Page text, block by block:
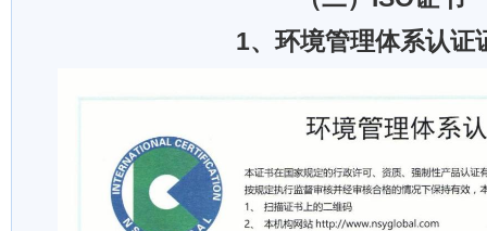
1、环境管理体系认证